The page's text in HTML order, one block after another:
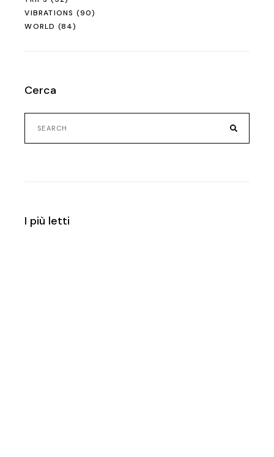
VIBRATIONS (90)
WORLD (84)
Cerca
Search
for:
I più letti